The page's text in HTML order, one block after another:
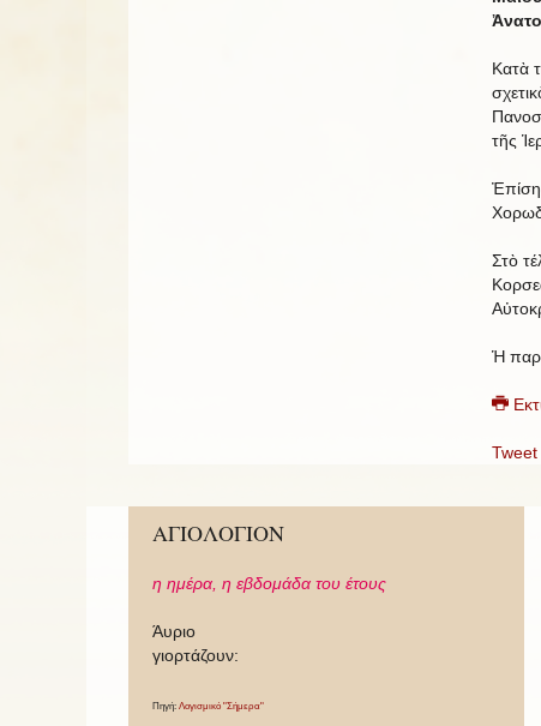
Κατὰ
τῆς
Στὸ
Ἡ
Tweet
ΑΓΙΟΛΟΓΙΟΝ
η ημέρα, η εβδομάδα του έτους
Άυριο
γιορτάζουν:
Πηγή: Λογισμικό "Σήμερα"